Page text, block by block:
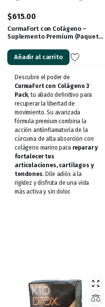
$615.00
CurmaFort con Colágeno –
Suplemento Premium (Paquete
Añadir al carrito
Descubre el poder de
CurmaFort con Colágeno 3
Pack, tu aliado definitivo para
recuperar la libertad de
movimiento. Su avanzada
fórmula premium combina la
acción antiinflamatoria de la
cúrcuma de alta absorción con
colágeno marino para reparar y
fortalecer tus
articulaciones, cartílagos y
tendones. Dile adiós a la
rigidez y disfruta de una vida
más activa y sin dolor.